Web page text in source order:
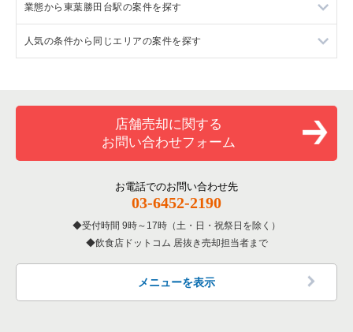
千葉県のイタリア料理の居抜き売却物件の案件一覧
千葉県の中華の居抜き売却物件の案件一覧
千葉県の寿司の居抜き売却物件の案件一覧
千葉県の焼肉の居抜き売却物件の案件一覧
千葉県のアジア料理の居抜き売却物件の案件一覧
千葉県のカフェの居抜き売却物件の案件一覧
千葉県のテイクアウトの居抜き売却物件の案件一覧
八千代市のフランス料理の居抜き売却物件の案件一覧
八千代市のイタリア料理の居抜き売却物件の案件一覧
八千代市のお弁当・惣菜・デリの居抜き売却物件の案件一覧
八千代市のバーの居抜き売却物件の案件一覧
八千代市のその他の居抜き売却物件の案件一覧
勝田台駅のカフェの居抜き売却物件の案件一覧
勝田台駅の居酒屋・ダイニングバーの居抜き売却物件の案件一
覧
業態から東葉勝田台駅の案件を探す
東葉勝田台駅のカフェの居抜き売却物件の案件一覧
東葉勝田台駅の洋食の居抜き売却物件の案件一覧
人気の条件から同じエリアの案件を探す
八千代市の1階の飲食店の居抜き売却物件の案件一覧
勝田台駅の1階の飲食店の居抜き売却物件の案件一覧
千葉県の1階のカフェの居抜き売却物件の案件一覧
千葉県の20坪以下の飲食店の居抜き売却物件の案件一覧
八千代市の20坪以下の飲食店の居抜き売却物件の案件一覧
店舗売却に関する
お問い合わせフォーム
お電話でのお問い合わせ先
03-6452-2190
受付時間 9時～17時（土・日・祝祭日を除く）
飲食店ドットコム 居抜き売却担当者まで
メニューを表示